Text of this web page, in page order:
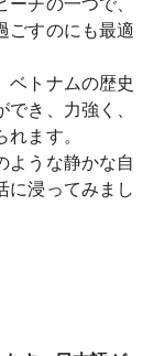
ごすのにも最適
ベトナムの歴史
き、力強く、
ます。
ような静かな自
に浸ってみまし